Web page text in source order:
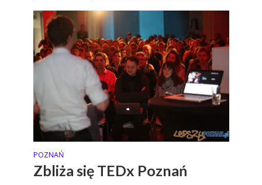
POZNAŃ
Zbliża się TEDx Poznań